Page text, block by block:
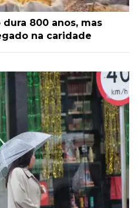
800 anos, mas
na caridade